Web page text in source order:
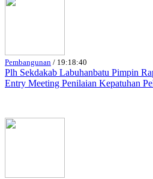
Pembangunan / 19:18:40
Plh Sekdakab Labuhanbatu Pimpin
Entry Meeting Penilaian Kepatuhan